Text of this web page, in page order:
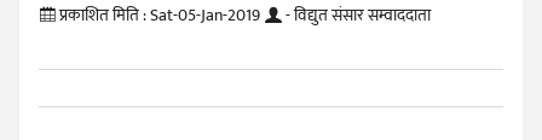
प्रकाशित मिति :Sat-05-Jan-2019 - विद्युत संसार सम्वाददाता